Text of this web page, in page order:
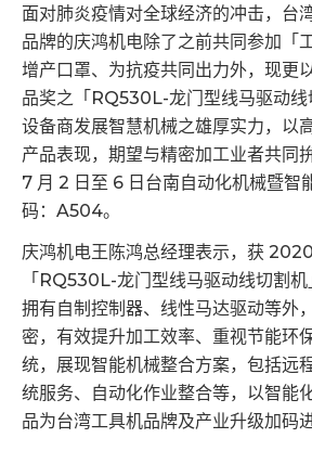
面对肺炎疫情对全球经济的冲击，台
品牌的庆鸿机电除了之前共同参加「
增产口罩、为抗疫共同出力外，现更
品奖之「RQ530L-龙门型线马驱动
设备商发展智慧机械之雄厚实力，以
产品表现，期望与精密加工业者共同
7 月 2 日至 6 日台南自动化机械暨智
码：A504。
庆鸿机电王陈鸿总经理表示，获
「RQ530L-龙门型线马驱动线切割
拥有自制控制器、线性马达驱动等外
密，有效提升加工效率、重视节能环
统，展现智能机械整合方案，包括远
统服务、自动化作业整合等，以智能
品为台湾工具机品牌及产业升级加码进